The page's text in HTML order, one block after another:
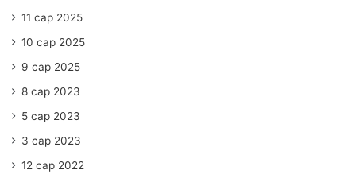
11 сар 2025
10 сар 2025
9 сар 2025
8 сар 2023
5 сар 2023
3 сар 2023
12 сар 2022